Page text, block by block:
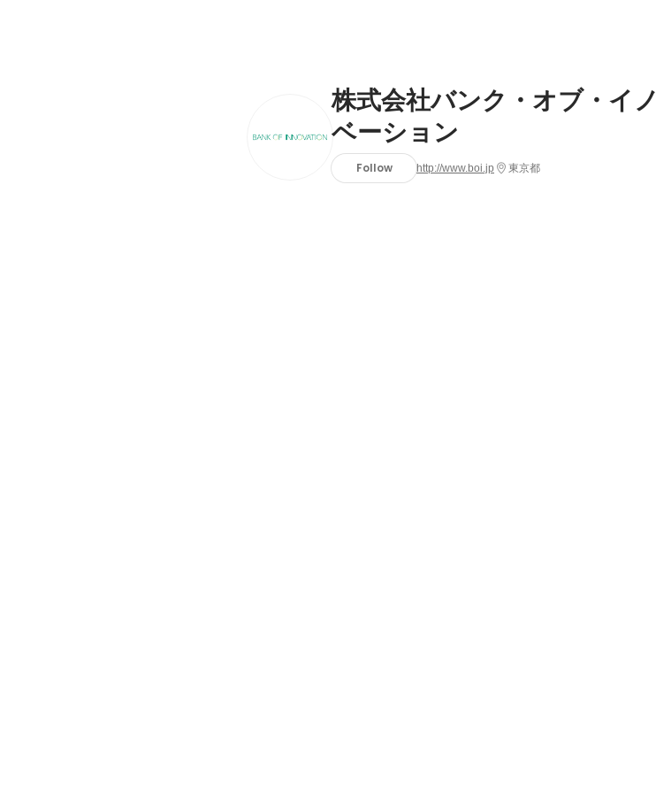
株式会社バンク・オブ・イノ
ベーション
Follow http://www.boi.jp 東京都